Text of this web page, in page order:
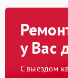
у Вас
С выездом